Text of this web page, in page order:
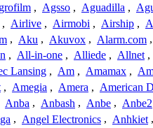
, Agsso , Aguadilla ,
, Airlive , Airmobi , Airship ,
, Aku , Akuvox , Alarm.com ,
, All-in-one , Alliede , Allnet ,
Lansing , Am , Amamax ,
, Amegia , Amera , American
Anba , Anbash , Anbe , Anbe2
, Angel Electronics , Anhkiet ,